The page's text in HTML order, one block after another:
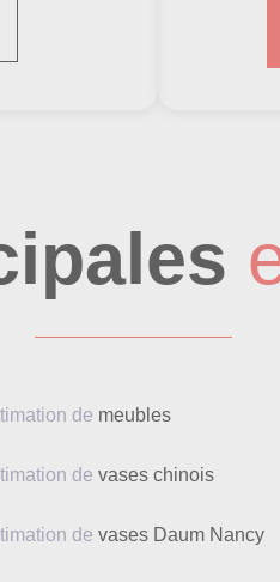
de meubles
de vases chinois
de vases Daum Nancy